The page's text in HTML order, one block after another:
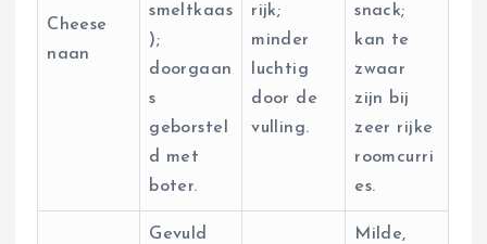
Cheese
naan
smeltkaas
);
doorgaan
s
geborstel
d met
boter.
rijk;
minder
luchtig
door de
vulling.
snack;
kan te
zwaar
zijn bij
zeer rijke
roomcurri
es.
Gevuld
Milde,